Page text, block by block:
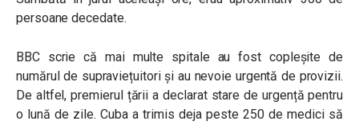
persoane decedate.
BBC scrie că mai multe spitale au fost copleșite de
numărul de supraviețuitori și au nevoie urgentă de provizii.
De altfel, premierul țării a declarat stare de urgență pentru
o lună de zile. Cuba a trimis deja peste 250 de medici să